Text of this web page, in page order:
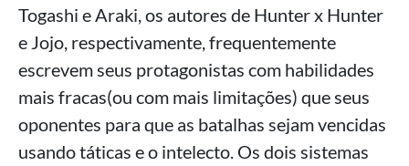
Togashi e Araki, os autores de Hunter x Hunter
e Jojo, respectivamente, frequentemente
escrevem seus protagonistas com habilidades
mais fracas(ou com mais limitações) que seus
oponentes para que as batalhas sejam vencidas
usando táticas e o intelecto. Os dois sistemas